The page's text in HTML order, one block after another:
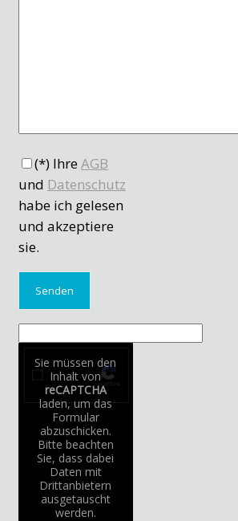
(*) IhreAGB
und Datenschutz
habe ich gelesen
und akzeptiere
sie.
Sie müssen den
Inhalt von
reCAPTCHA
laden, um das
Formular
abzuschicken.
Bitte beachten
Sie, dass dabei
Daten mit
Drittanbietern
ausgetauscht
werden.